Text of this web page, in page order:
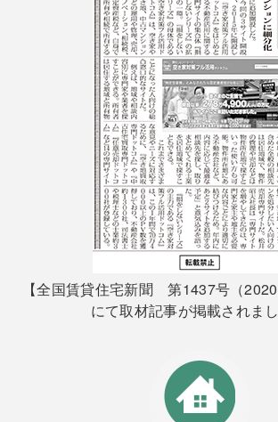
【全国賃貸住宅新聞 第1437号（
にて取材記事が掲載されまし